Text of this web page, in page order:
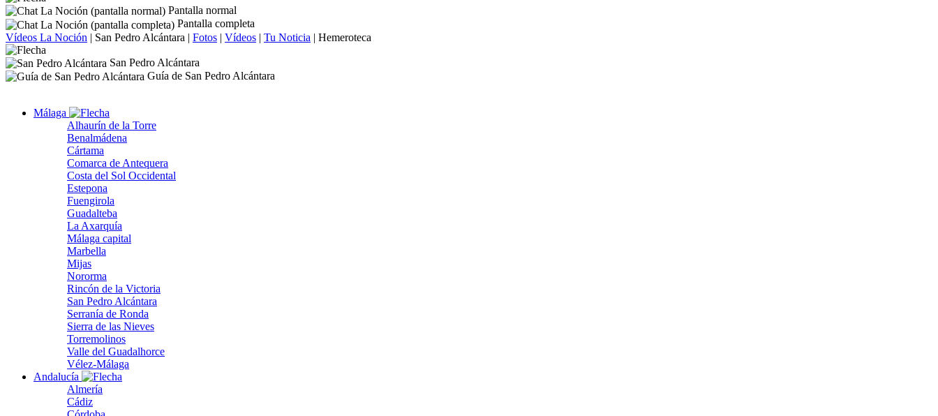
Pantalla normal
Pantalla completa
Vídeos La Noción | San Pedro Alcántara | Fotos | Vídeos | Tu Noticia | Hemeroteca
San Pedro Alcántara
Guía de San Pedro Alcántara
Málaga
Alhaurín de la Torre
Benalmádena
Cártama
Comarca de Antequera
Costa del Sol Occidental
Estepona
Fuengirola
Guadalteba
La Axarquía
Málaga capital
Marbella
Mijas
Nororma
Rincón de la Victoria
San Pedro Alcántara
Serranía de Ronda
Sierra de las Nieves
Torremolinos
Valle del Guadalhorce
Vélez-Málaga
Andalucía
Almería
Cádiz